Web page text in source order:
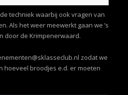
techniek waarbij ook vragen van
Als het weer meewerkt gaan we ’s
door de Krimpenerwaard.
zodat we
hoeveel broodjes e.d. er moeten